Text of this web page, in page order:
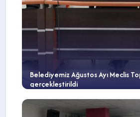
Belediyemiz Ağustos Ayı Meclis Toplantısı
gerçekleştirildi